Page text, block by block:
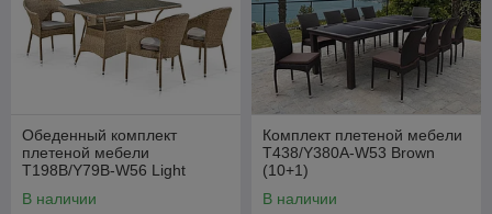
Обеденный комплект
плетеной мебели
T198B/Y79B-W56 Light
В наличии
Комплект плетеной мебели
T438/Y380A-W53 Brown
(10+1)
В наличии